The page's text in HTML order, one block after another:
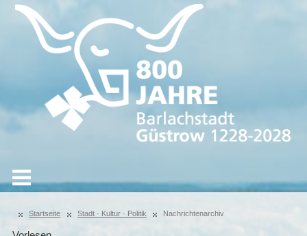
Startseite Stadt · Kultur · Politik Nachrichtenarchiv